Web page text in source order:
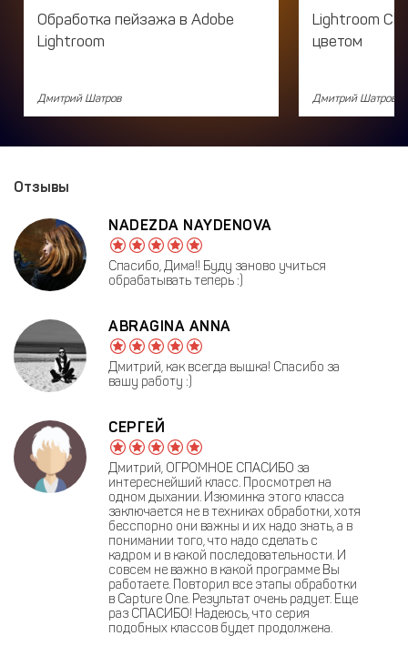
Обработка пейзажа в Adobe
Lightroom
Дмитрий Шатров
Lightroom
цветом
Дмитрий Шатров
Отзывы
NADEZDA NAYDENOVA
Спасибо, Дима!! Буду заново учиться
обрабатывать теперь :)
ABRAGINA ANNA
Дмитрий, как всегда вышка! Спасибо за
вашу работу :)
СЕРГЕЙ
Дмитрий, ОГРОМНОЕ СПАСИБО за
интереснейший класс. Просмотрел на
одном дыхании. Изюминка этого класса
заключается не в техниках обработки, хотя
бесспорно они важны и их надо знать, а в
понимании того, что надо сделать с
кадром и в какой последовательности. И
совсем не важно в какой программе Вы
работаете. Повторил все этапы обработки
в Capture One. Результат очень радует. Еще
раз СПАСИБО! Надеюсь, что серия
подобных классов будет продолжена.